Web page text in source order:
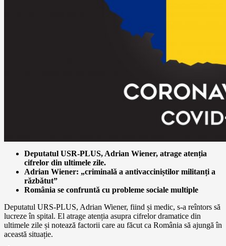
Deputatul USR-PLUS, Adrian Wiener, atrage atenția
cifrelor din ultimele zile.
Adrian Wiener: „criminală a antivacciniștilor militanți a
răzbătut”
România se confruntă cu probleme sociale multiple
Deputatul URS-PLUS, Adrian Wiener, fiind și medic, s-a reîntors să
lucreze în spital. El atrage atenția asupra cifrelor dramatice din
ultimele zile și notează factorii care au făcut ca România să ajungă în
această situație.